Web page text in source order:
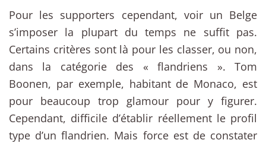
Pour les supporters cependant, voir un Belge
s’imposer la plupart du temps ne suffit pas.
Certains critères sont là pour les classer, ou non,
dans la catégorie des « flandriens ». Tom
Boonen, par exemple, habitant de Monaco, est
pour beaucoup trop glamour pour y figurer.
Cependant, difficile d’établir réellement le profil
type d’un flandrien. Mais force est de constater